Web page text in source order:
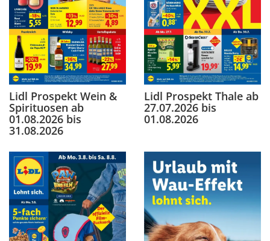
Lidl Prospekt Wein &
Spirituosen ab
01.08.2026 bis
31.08.2026
Lidl Prospekt Thale ab
27.07.2026 bis
01.08.2026